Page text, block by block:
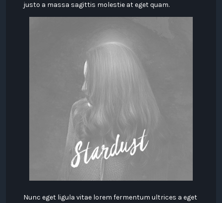
justo a massa sagittis molestie at eget quam.
Nunc eget ligula vitae lorem fermentum ultrices a eget